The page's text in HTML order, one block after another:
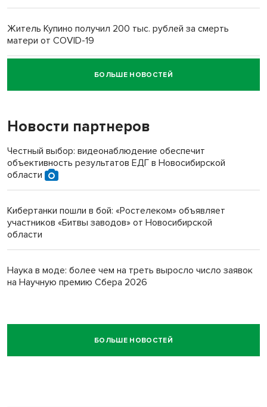
Житель Купино получил 200 тыс. рублей за смерть
матери от COVID-19
Новосибирский суд наказал водителя за смерть
пенсионерки на вокзале
БОЛЬШЕ НОВОСТЕЙ
Новости партнеров
Честный выбор: видеонаблюдение обеспечит
объективность результатов ЕДГ в Новосибирской
области
Кибертанки пошли в бой: «Ростелеком» объявляет
участников «Битвы заводов» от Новосибирской
области
Наука в моде: более чем на треть выросло число заявок
на Научную премию Сбера 2026
БОЛЬШЕ НОВОСТЕЙ